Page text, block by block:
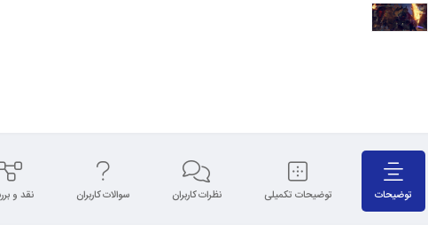
توضیحات توضیحات تکمیلی نظرات کاربران سوالات کاربران نقد و